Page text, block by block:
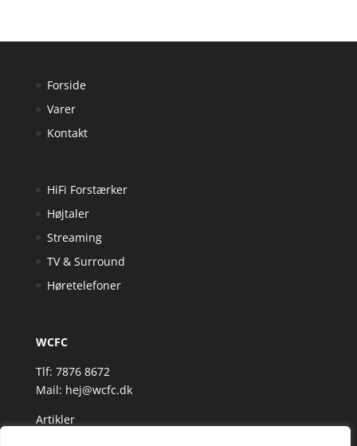
Forside
Varer
Kontakt
HiFi Forstærker
Højtaler
Streaming
TV & Surround
Høretelefoner
WCFC
Tlf: 7876 8672
Mail: hej@wcfc.dk
Artikler